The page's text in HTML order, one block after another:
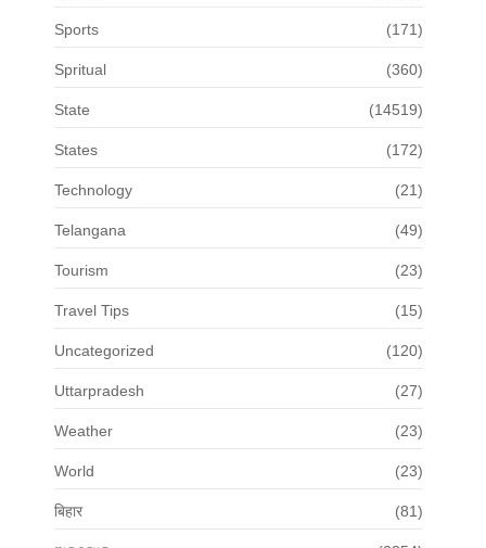
Sports (171)
Spritual (360)
State (14519)
States (172)
Technology (21)
Telangana (49)
Tourism (23)
Travel Tips (15)
Uncategorized (120)
Uttarpradesh (27)
Weather (23)
World (23)
बिहार (81)